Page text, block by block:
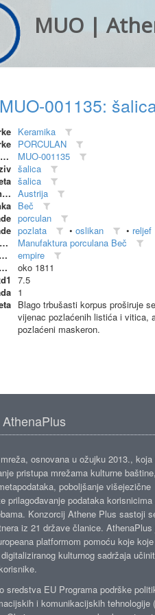
MUO |
MUO-001135:
Keramika
PORCULAN
Inventarna oznaka
MUO-001135
šalica
šalica
Država nastanka Austrija
Beč
porculan
pozlata • oslikan • reljef
Autorska radionica (proizvođač)
Manufaktura porculana Beč
Stilsko razdoblje
empire
Godina nastanka
oko 1811
7.5
1
Blago trbušasti korpus proširuje
vijenac pozlaćenih listića i vitica,
pozlaćeni maskeron.
osnovana u ožujku 2013.,
pristupa mrežama kulturne baštine,
poboljšanje višejezične
prilagođavanje podataka korisnicima
Konzorcij Athene Plus sastoji
iz 21 države članice.
platformom pomoću koje
kulturnog sadržaja
sredstva EU Programa podrške
i komunikacijskih tehnologije